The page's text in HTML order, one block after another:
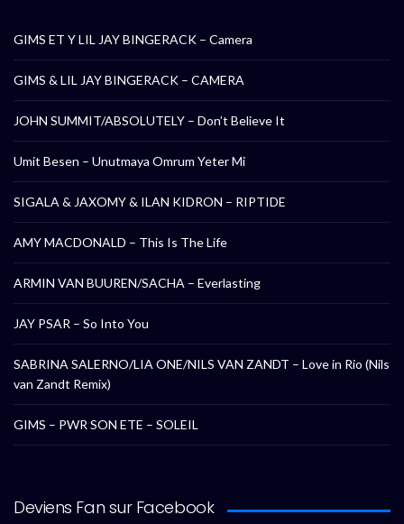
GIMS ET Y LIL JAY BINGERACK – Camera
GIMS & LIL JAY BINGERACK – CAMERA
JOHN SUMMIT/ABSOLUTELY – Don’t Believe It
Umit Besen – Unutmaya Omrum Yeter Mi
SIGALA & JAXOMY & ILAN KIDRON – RIPTIDE
AMY MACDONALD – This Is The Life
ARMIN VAN BUUREN/SACHA – Everlasting
JAY PSAR – So Into You
SABRINA SALERNO/LIA ONE/NILS VAN ZANDT – Love in Rio (Nils
van Zandt Remix)
GIMS – PWR SON ETE – SOLEIL
Deviens Fan sur Facebook